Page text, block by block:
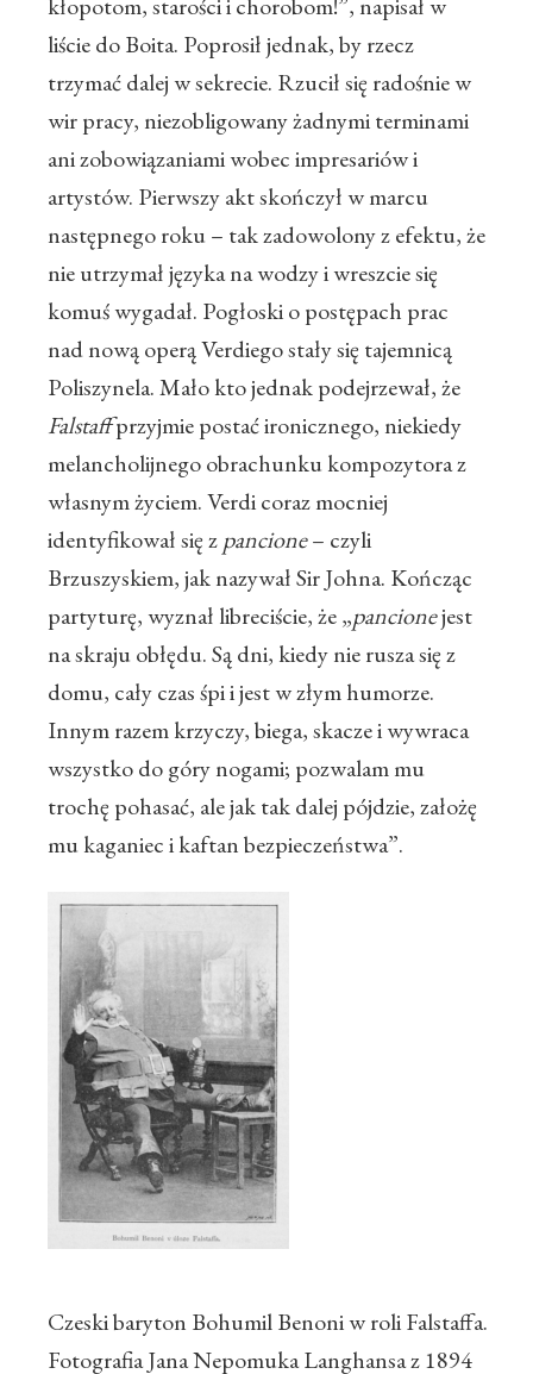
kłopotom, starości i chorobom!”, napisał w
liście do Boita. Poprosił jednak, by rzecz
trzymać dalej w sekrecie. Rzucił się radośnie w
wir pracy, niezobligowany żadnymi terminami
ani zobowiązaniami wobec impresariów i
artystów. Pierwszy akt skończył w marcu
następnego roku – tak zadowolony z efektu, że
nie utrzymał języka na wodzy i wreszcie się
komuś wygadał. Pogłoski o postępach prac
nad nową operą Verdiego stały się tajemnicą
Poliszynela. Mało kto jednak podejrzewał, że
Falstaffprzyjmie postać ironicznego, niekiedy
melancholijnego obrachunku kompozytora z
własnym życiem. Verdi coraz mocniej
identyfikował się zpancione– czyli
Brzuszyskiem, jak nazywał Sir Johna. Kończąc
partyturę, wyznał libreciście, że „pancionejest
na skraju obłędu. Są dni, kiedy nie rusza się z
domu, cały czas śpi i jest w złym humorze.
Innym razem krzyczy, biega, skacze i wywraca
wszystko do góry nogami; pozwalam mu
trochę pohasać, ale jak tak dalej pójdzie, założę
mu kaganiec i kaftan bezpieczeństwa”.
Czeski baryton Bohumil Benoni w roli Falstaffa.
Fotografia Jana Nepomuka Langhansa z 1894